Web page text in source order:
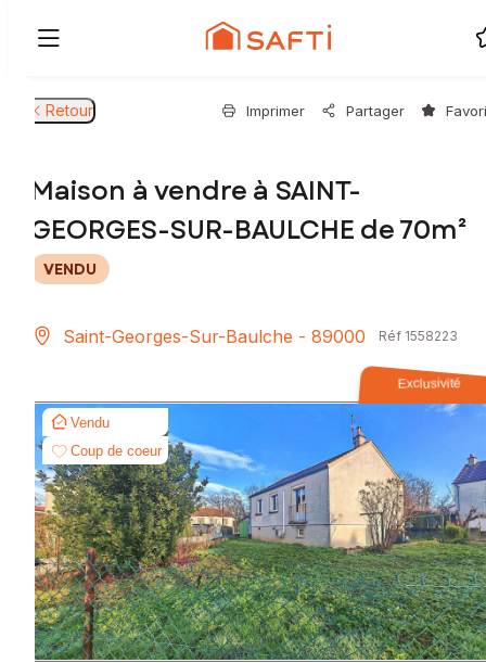
Retour Imprimer Partager
Maison à vendre à SAINT-
GEORGES-SUR-BAULCHE de 70m²
VENDU
Saint-Georges-Sur-Baulche - 89000 Réf 1558223
Exclusivité
Vendu
Coup de coeur